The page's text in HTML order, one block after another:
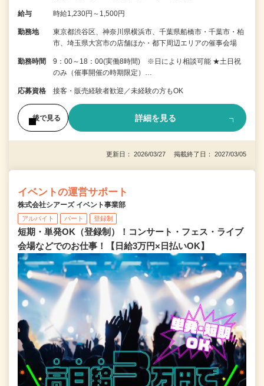
給与 時給1,230円～1,500円
勤務地
東京都渋谷区、神奈川県横浜市、千葉県船橋市・千葉市・柏
市、埼玉県大宮市の店舗ほか・都下周辺エリアの催事会場
勤務時間
9：00～18：00(実働8時間) ※日により相談可能 ★土日祝
のみ（催事開催の時期限定）…
応募資格 接客・販売経験者歓迎／未経験の方もOK
後で見る 詳細を見る
更新日： 2026/03/27 掲載終了日： 2027/03/05
イベントの運営サポート
株式会社シアーズ イベント事業部
アルバイト パート 登録制
短期・単発OK（登録制）！コンサート・フェス・ライブ
会場などでのお仕事！【日給3万円×日払いOK】